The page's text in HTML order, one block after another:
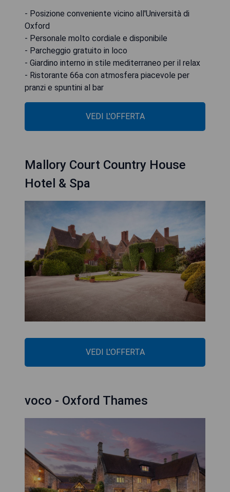
- Posizione conveniente vicino all'Università di
Oxford
- Personale molto cordiale e disponibile
- Parcheggio gratuito in loco
- Giardino interno in stile mediterraneo per il relax
- Ristorante 66a con atmosfera piacevole per
pranzi e spuntini al bar
VEDI L'OFFERTA
Mallory Court Country House
Hotel & Spa
VEDI L'OFFERTA
voco - Oxford Thames